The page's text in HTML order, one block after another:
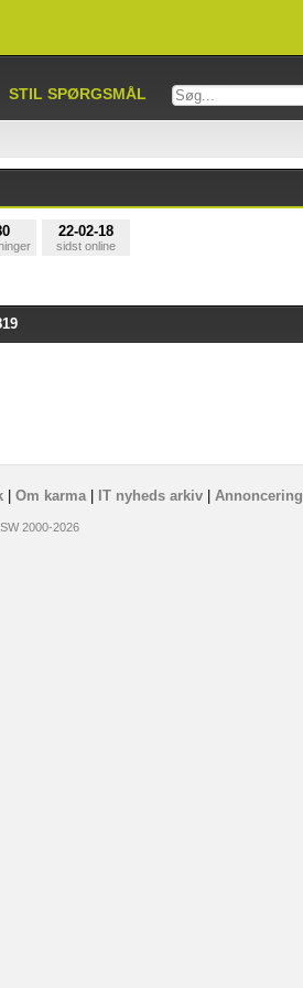
STIL SPØRGSMÅL
22-02-18
sidst online
| Om karma| IT nyheds arkiv| Annoncering
2000-2026